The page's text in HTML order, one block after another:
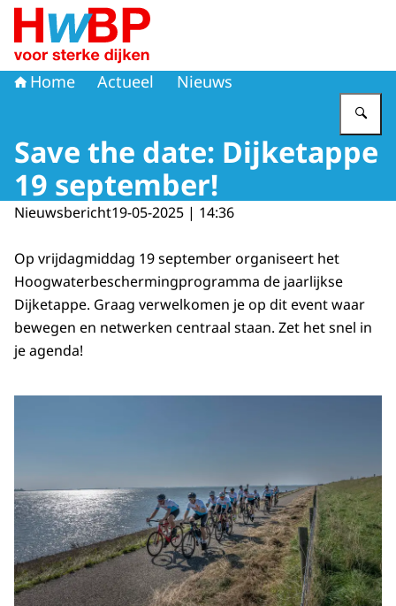
Naar de homepage van
Home Actueel Nieuws
Save the date: Dijketappe
19 september!
Nieuwsbericht19-05-2025 | 14:36
Op vrijdagmiddag 19 september organiseert het
Hoogwaterbeschermingprogramma de jaarlijkse
Dijketappe. Graag verwelkomen je op dit event waar
bewegen en netwerken centraal staan. Zet het snel in
je agenda!